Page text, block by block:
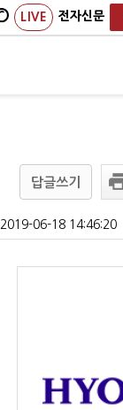
LIVE 전자신문
답글쓰기
2019-06-18 14:46:20